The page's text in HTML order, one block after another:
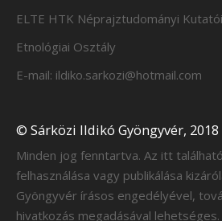
ELTE HTK Néprajztudományi
Etnológiai Osztály
E-mail: ildiko.sarkozi@hotmail.com
© Sárközi Ildikó Gyöngyvér, 2018
Minden jog fenntartva. Az itt
felhasználása vagy publikálása
Gyöngyvér írásos engedélyével,
hivatkozás megadásával lehetséges.